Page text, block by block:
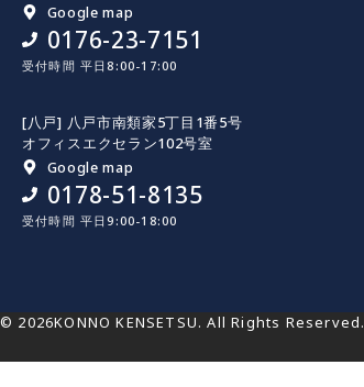
Google map
0176-23-7151
受付時間 平日8:00-17:00
[八戸] 八戸市南類家5丁目1番5号
オフィスエクセラン102号室
Google map
0178-51-8135
受付時間 平日9:00-18:00
© 2026KONNO KENSETSU. All Rights Reserved.